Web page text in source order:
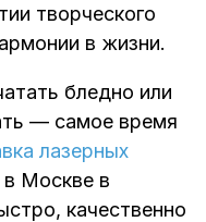
творческого
в жизни.
бледно или
— самое время
лазерных
в Москве в
качественно